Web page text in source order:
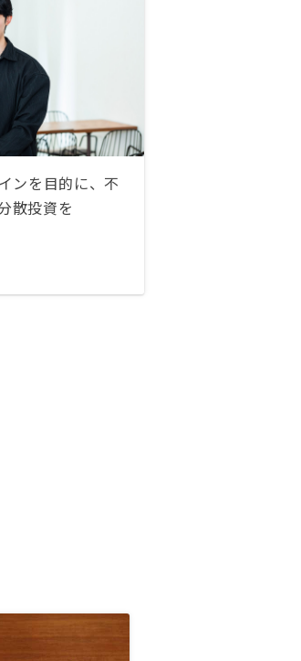
ンを目的に、不
散投資を